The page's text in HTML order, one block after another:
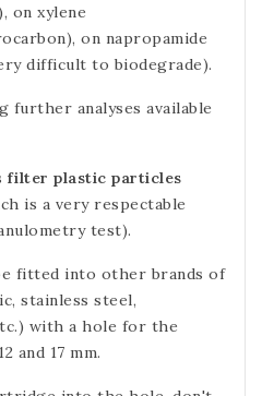
on xylene
on napropamide
difficult to biodegrade).
further analyses available
filter plastic particles
is a very respectable
test).
fitted into other brands of
stainless steel,
with a hole for the
and 17 mm.